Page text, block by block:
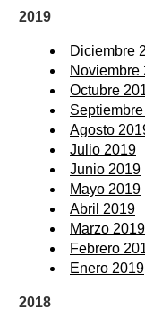
2019
Diciembre
Noviembre
Octubre
Agosto
Julio 2019
Junio 2019
Mayo 2019
Abril 2019
Marzo 2019
Febrero
Enero 2019
2018